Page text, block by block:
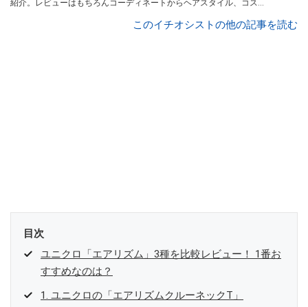
紹介。レビューはもちろんコーディネートからヘアスタイル、コスメ
このイチオシストの他の記事を読む
目次
ユニクロ「エアリズム」3種を比較レビュー！ 1番お
すすめなのは？
1. ユニクロの「エアリズムクルーネックT」